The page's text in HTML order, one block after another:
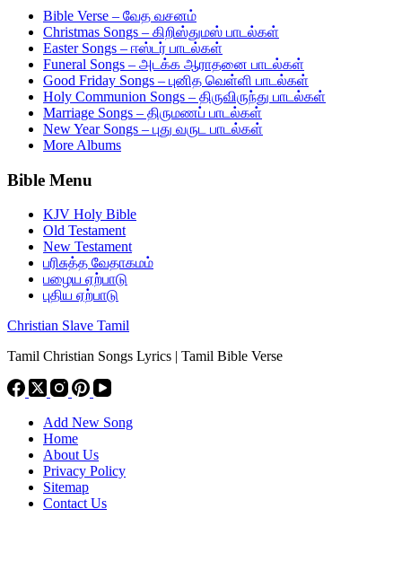
Bible Verse – வேத வசனம்
Christmas Songs – கிறிஸ்துமஸ் பாடல்கள்
Easter Songs – ஈஸ்டர் பாடல்கள்
Funeral Songs – அடக்க ஆராதனை பாடல்கள்
Good Friday Songs – புனித வெள்ளி பாடல்கள்
Holy Communion Songs – திருவிருந்து பாடல்கள்
Marriage Songs – திருமணப் பாடல்கள்
New Year Songs – புது வருட பாடல்கள்
More Albums
Bible Menu
KJV Holy Bible
Old Testament
New Testament
பரிசுத்த வேதாகமம்
பழைய ஏற்பாடு
புதிய ஏற்பாடு
Christian Slave Tamil
Tamil Christian Songs Lyrics | Tamil Bible Verse
Add New Song
Home
About Us
Privacy Policy
Sitemap
Contact Us